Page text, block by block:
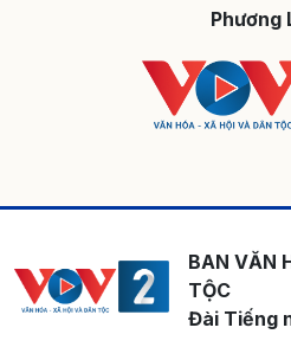
Phương
BAN VĂN
TỘC
Đài Tiếng